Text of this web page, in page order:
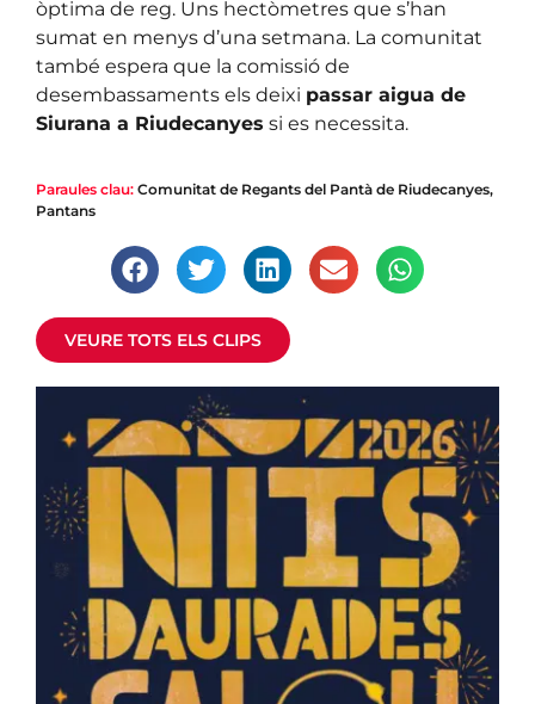
El pantà de Riudecanyes, a punt de
desembassar
Frega el 90% de la seva capacitat i si continua entrant
aigua s’espera que sobreeixeixi la pròxima setmana
VEURE TOTS ELS CLIPS
òptima de reg. Uns hectòmetres que s’han
sumat en menys d’una setmana. La comunitat
també espera que la comissió de
desembassaments els deixi passar aigua de
Siurana a Riudecanyes si es necessita.
Paraules clau: Comunitat de Regants del Pantà de Riudecanyes,
Pantans